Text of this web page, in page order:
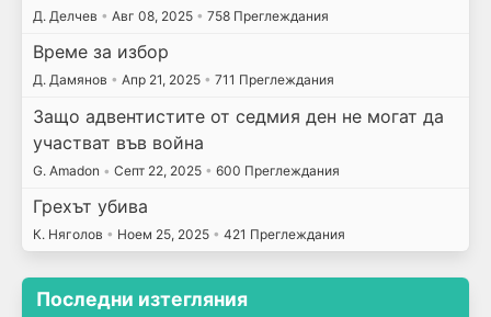
Д. Делчев • Авг 08, 2025 • 758 Преглеждания
Време за избор
Д. Дамянов • Апр 21, 2025 • 711 Преглеждания
Защо адвентистите от седмия ден не могат да
участват във война
G. Amadon • Септ 22, 2025 • 600 Преглеждания
Грехът убива
К. Няголов • Ноем 25, 2025 • 421 Преглеждания
Последни изтегляния